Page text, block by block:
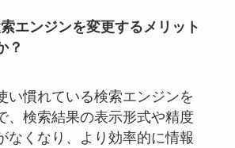
エンジンを変更するメリット
？
い慣れている検索エンジンを
、検索結果の表示形式や精度
なくなり、より効率的に情報